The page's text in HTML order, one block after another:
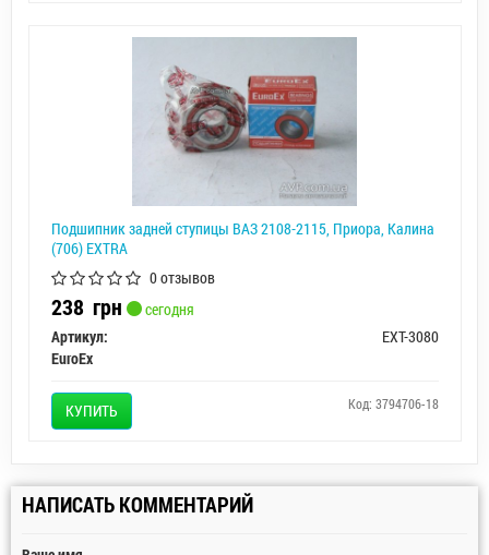
Подшипник задней ступицы ВАЗ 2108-2115, Приора, Калина
(706) EXTRA
0 отзывов
238 грн
сегодня
Артикул:
EXT-3080
EuroEx
КУПИТЬ Код: 3794706-18
НАПИСАТЬ КОММЕНТАРИЙ